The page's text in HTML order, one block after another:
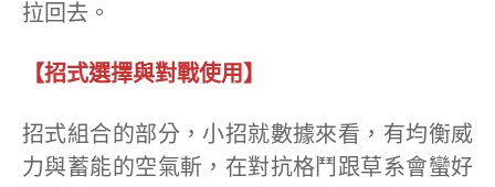
拉回去。
【招式選擇與對戰使用】
招式組合的部分，小招就數據來看，有均衡威
力與蓄能的空氣斬，在對抗格鬥跟草系會蠻好